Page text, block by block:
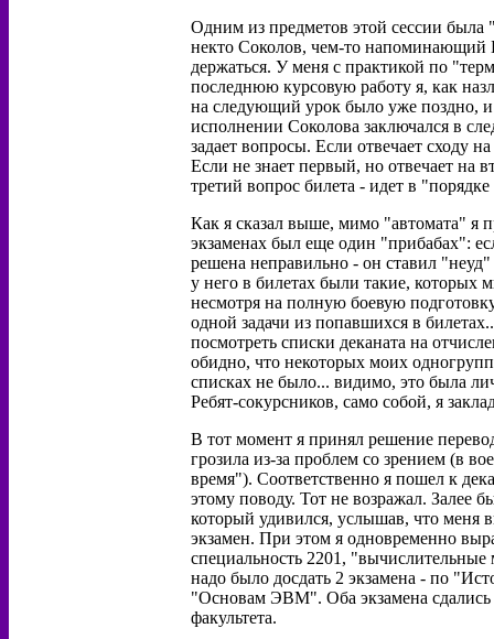
Одним из предметов этой сессии была
некто Соколов, чем-то напоминающий
держаться. У меня с практикой по
последнюю курсовую работу я, как
на следующий урок было уже поздно,
исполнении Соколова заключался в
задает вопросы. Если отвечает сходу
Если не знает первый, но отвечает на
третий вопрос билета - идет в
Как я сказал выше, мимо "автомата" я
экзаменах был еще один "прибабах":
решена неправильно - он ставил
у него в билетах были такие, которых
несмотря на полную боевую
одной задачи из попавшихся в
посмотреть списки деканата на
обидно, что некоторых моих
списках не было... видимо, это была
Ребят-сокурсников, само собой, я
В тот момент я принял решение
грозила из-за проблем со зрением (в
время"). Соответственно я пошел к
этому поводу. Тот не возражал. Залее
который удивился, услышав, что меня
экзамен. При этом я одновременно
специальность 2201,
надо было досдать 2 экзамена - по
"Основам ЭВМ". Оба экзамена сдались
факультета.